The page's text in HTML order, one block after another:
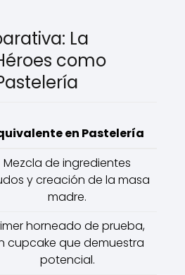
La
como
en Pastelería
Mezcla de ingredientes
y creación de la masa
madre.
horneado de prueba,
cupcake que demuestra
potencial.